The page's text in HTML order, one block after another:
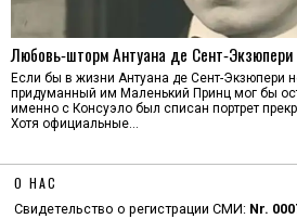
Любовь‑шторм Антуана де Сент‑Экзюпери
Если бы в жизни Антуана де Сент-Экзюпери
придуманный им Маленький Принц мог бы
именно с Консуэло был списан портрет
Хотя официальные…
О НАС
Свидетельство о регистрации СМИ: Nr.